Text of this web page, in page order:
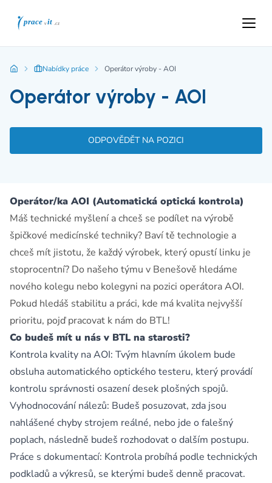
Nabídky práce Operátor výroby - AOI
Operátor výroby - AOI
ODPOVĚDĚT NA POZICI
Operátor/ka AOI (Automatická optická kontrola)
Máš technické myšlení a chceš se podílet na výrobě
špičkové medicínské techniky? Baví tě technologie a
chceš mít jistotu, že každý výrobek, který opustí linku je
stoprocentní? Do našeho týmu v Benešově hledáme
nového kolegu nebo kolegyni na pozici operátora AOI.
Pokud hledáš stabilitu a práci, kde má kvalita nejvyšší
prioritu, pojď pracovat k nám do BTL!
Co budeš mít u nás v BTL na starosti?
Kontrola kvality na AOI: Tvým hlavním úkolem bude
obsluha automatického optického testeru, který provádí
kontrolu správnosti osazení desek plošných spojů.
Vyhodnocování nálezů: Budeš posuzovat, zda jsou
nahlášené chyby strojem reálné, nebo jde o falešný
poplach, následně budeš rozhodovat o dalším postupu.
Práce s dokumentací: Kontrola probíhá podle technických
podkladů a výkresů, se kterými budeš denně pracovat.